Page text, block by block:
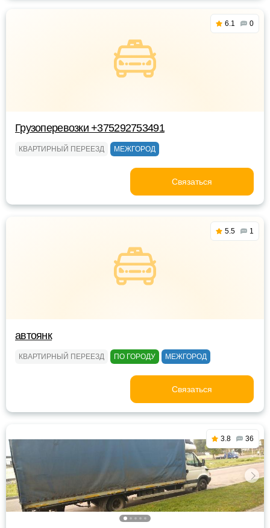
6.1 0
Грузоперевозки +375292753491
КВАРТИРНЫЙ ПЕРЕЕЗД МЕЖГОРОД
Связаться
5.5 1
автоянк
КВАРТИРНЫЙ ПЕРЕЕЗД ПО ГОРОДУ МЕЖГОРОД
Связаться
3.8 36